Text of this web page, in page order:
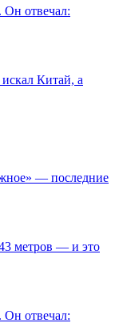
Он отвечал:
Китай, а
— последние
метров — и это
Он отвечал: